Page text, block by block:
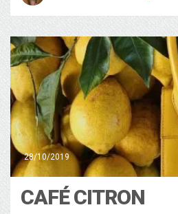
28/10/2019
CAFÉ CITRON